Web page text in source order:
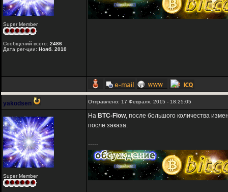
Super Member
Сообщений всего: 2486
Дата рег-ции: Нояб. 2010
yakodsen Отправлено: 17 Февраля, 2015 - 18:25:05
Super Member
На BTC-Flow, после большого количества
после заказа.
-----